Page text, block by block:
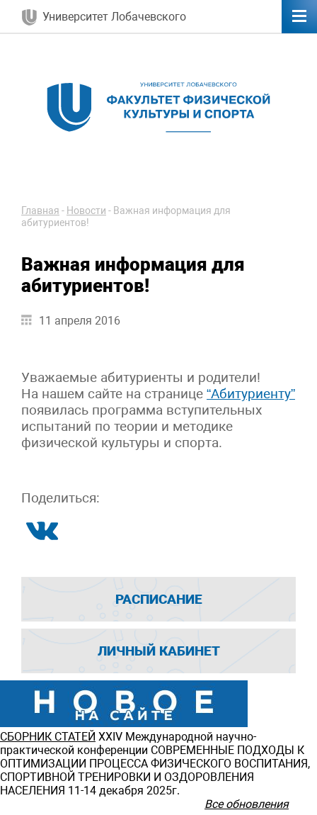
Университет Лобачевского
Главная - Новости - Важная информация для
абитуриентов!
Важная информация для
абитуриентов!
11 апреля 2016
Уважаемые абитуриенты и родители!
На нашем сайте на странице “Абитуриенту”
появилась программа вступительных
испытаний по теории и методике
физической культуры и спорта.
Поделиться:
РАСПИСАНИЕ
ЛИЧНЫЙ КАБИНЕТ
СБОРНИК СТАТЕЙ ХXIV Международной научно-
практической конференции СОВРЕМЕННЫЕ ПОДХОДЫ К
ОПТИМИЗАЦИИ ПРОЦЕССА ФИЗИЧЕСКОГО ВОСПИТАНИЯ,
СПОРТИВНОЙ ТРЕНИРОВКИ И ОЗДОРОВЛЕНИЯ
НАСЕЛЕНИЯ 11-14 декабря 2025г.
Все обновления